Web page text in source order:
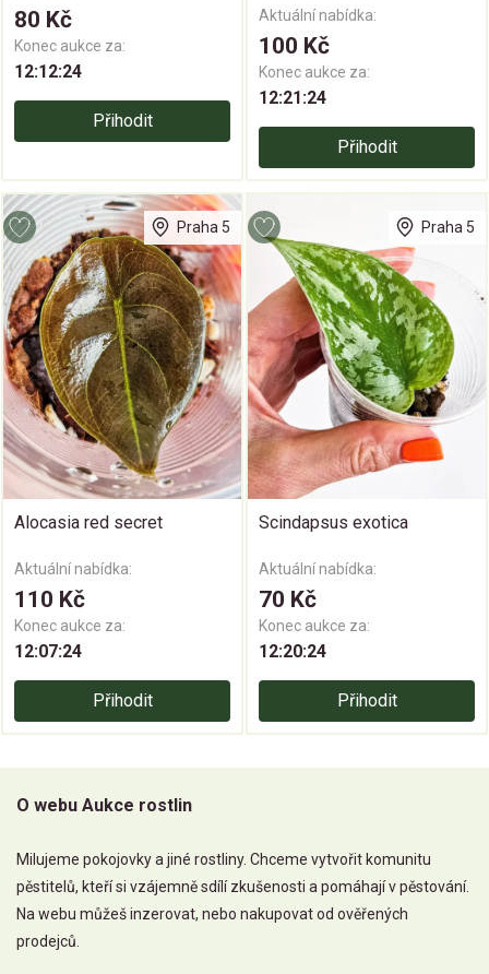
80 Kč
Konec aukce za:
12:12:23
Přihodit
Aktuální nabídka:
100 Kč
Konec aukce za:
12:21:23
Přihodit
Praha 5
Alocasia red secret
Aktuální nabídka:
110 Kč
Konec aukce za:
12:07:23
Přihodit
Praha 5
Scindapsus exotica
Aktuální nabídka:
70 Kč
Konec aukce za:
12:20:23
Přihodit
O webu Aukce rostlin
Milujeme pokojovky a jiné rostliny. Chceme vytvořit komunitu
pěstitelů, kteří si vzájemně sdílí zkušenosti a pomáhají v pěstování.
Na webu můžeš inzerovat, nebo nakupovat od ověřených
prodejců.